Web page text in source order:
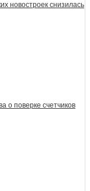
новостроек снизилась
о поверке счетчиков